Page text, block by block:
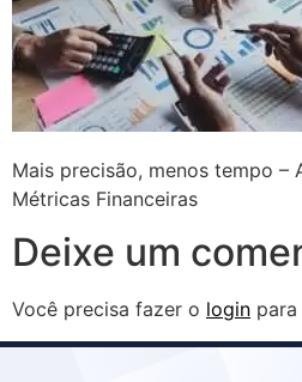
Mais precisão, menos tempo –
Métricas Financeiras
Deixe um
Você precisa fazer o login